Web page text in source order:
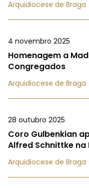
Arquidiocese de Braga
4 novembro 2025
Homenagem a
Congregados
Arquidiocese de Braga
28 outubro 2025
Coro Gulbenkian
Alfred Schnittke
Arquidiocese de Braga